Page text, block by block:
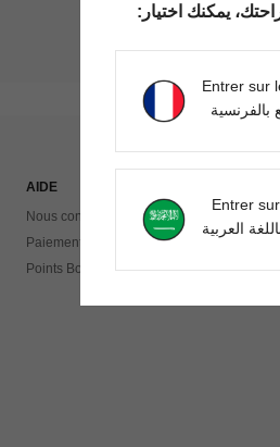
AIDE
Nous contacter
Paiement
Points Bonus
يمكنك اختيار:
Entrer sur
بالفرنسية
Entrer
العربية